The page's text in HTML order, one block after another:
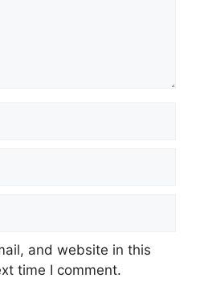
and website in this
time I comment.